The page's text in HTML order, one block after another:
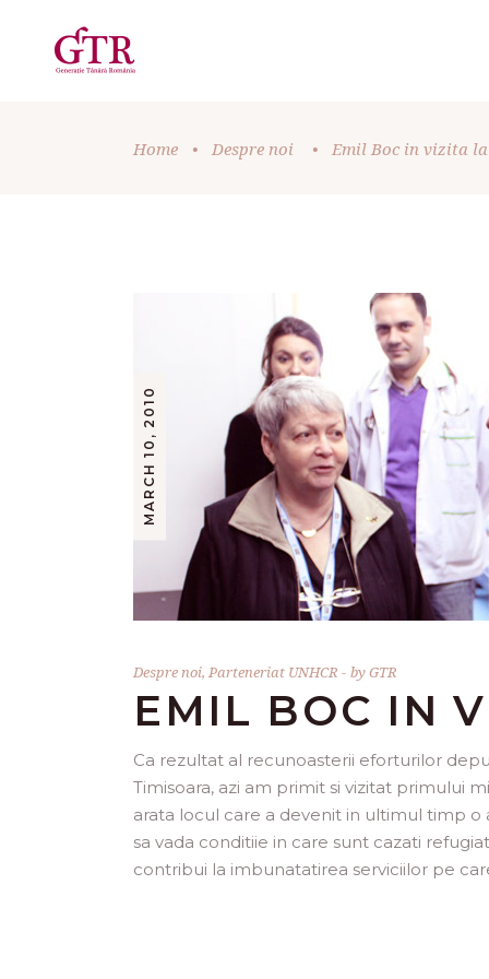
Home • Despre noi • Emil Boc in vizita la
MARCH 10, 2010
Despre noi, Parteneriat UNHCR byGTR
EMIL BOC IN
Ca rezultat al recunoasterii eforturilor
Timisoara, azi am primit si vizitat primului
arata locul care a devenit in ultimul timp
sa vada conditiie in care sunt cazati
contribui la imbunatatirea serviciilor pe